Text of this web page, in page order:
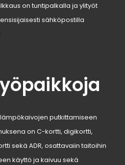
on tuntipalkalla ja ylityöt
sähköpostilla
putkittamiseen
on C-kortti, digikortti,
sekä ADR, osattavaiin taitoihin
käyttö ja kaivuu sekä